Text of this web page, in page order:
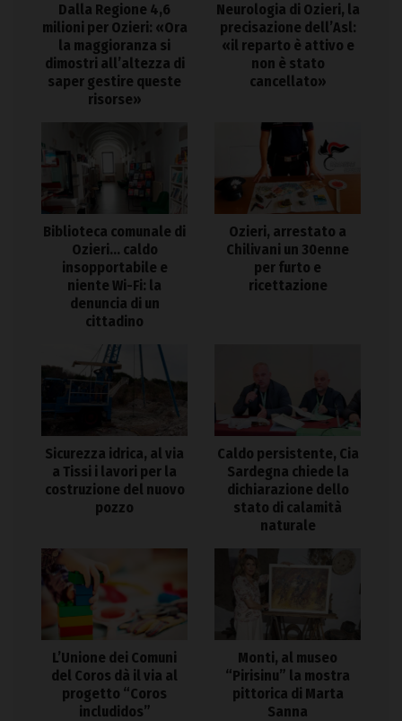
Dalla Regione 4,6
milioni per Ozieri: «Ora
la maggioranza si
dimostri all’altezza di
saper gestire queste
risorse»
Neurologia di Ozieri, la
precisazione dell’Asl:
«il reparto è attivo e
non è stato
cancellato»
Biblioteca comunale di
Ozieri… caldo
insopportabile e
niente Wi-Fi: la
denuncia di un
cittadino
Ozieri, arrestato a
Chilivani un 30enne
per furto e
ricettazione
Sicurezza idrica, al via
a Tissi i lavori per la
costruzione del nuovo
pozzo
Caldo persistente, Cia
Sardegna chiede la
dichiarazione dello
stato di calamità
naturale
L’Unione dei Comuni
del Coros dà il via al
progetto “Coros
includidos”
Monti, al museo
“Pirisinu” la mostra
pittorica di Marta
Sanna